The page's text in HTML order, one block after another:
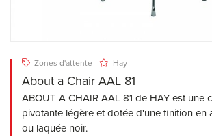
Zones d'attente Hay
About a Chair AAL 81
ABOUT A CHAIR AAL 81 de HAY est une
pivotante légère et dotée d'une finition en
ou laquée noir.